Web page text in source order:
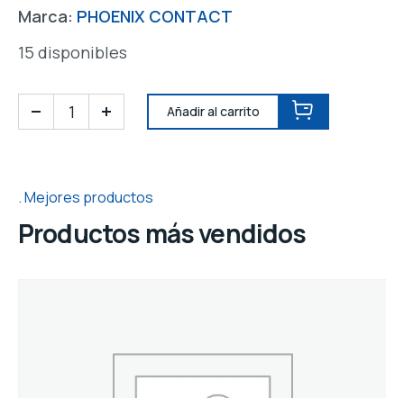
Marca: PHOENIX CONTACT
15 disponibles
Añadir al carrito
Mejores productos
Productos más vendidos